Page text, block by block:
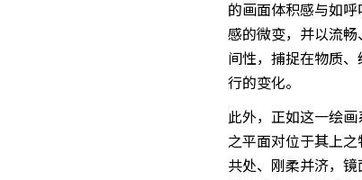
的画面体积感与如
感的微变，并以流
间性，捕捉在物质
行的变化。
此外，正如这一绘
之平面对位于其上
共处、刚柔并济，